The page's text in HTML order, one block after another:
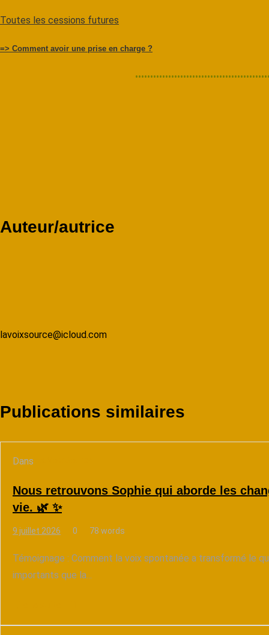
Toutes les cessions futures
=> Comment avoir une prise en charge ?
Auteur/autrice
lavoixsource@icloud.com
Publications similaires
Dans
Nous retrouvons Sophie qui aborde les
vie. 🌿 ✨
9 juillet 2026 0 78 words
Témoignage : Comment la voix spontanée a transformé le
importants que la...